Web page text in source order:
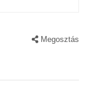
Megosztás